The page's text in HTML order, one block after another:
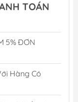
TOÁN
5% ĐƠN
Hàng Có